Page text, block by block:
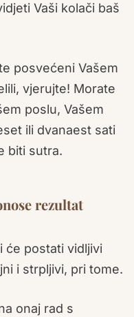
Vaši kolači baš
posvećeni Vašem
vjerujte! Morate
poslu, Vašem
ili dvanaest sati
biti sutra.
rezultat
će postati vidljivi
i strpljivi, pri tome.
onaj rad s